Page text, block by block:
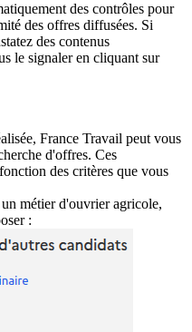
des contrôles pour
des offres diffusées. Si
des contenus
le signaler en cliquant sur
France Travail peut vous
d'offres. Ces
des critères que vous
métier d'ouvrier agricole,
: